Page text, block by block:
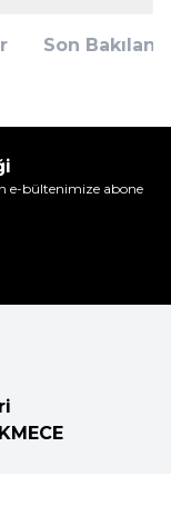
Son
e-bültenimize abone